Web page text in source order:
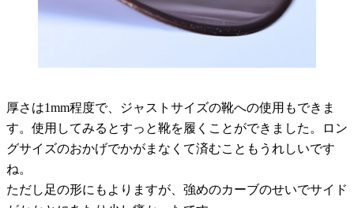
厚さは1mm程度で、ジャストサイズの靴への使用もできま
す。使用してみるとすっと靴を履くことができました。ロン
グサイズのおかげでかがまなくて済むこともうれしいです
ね。
ただし足の形にもよりますが、強めのカーブのせいでサイド